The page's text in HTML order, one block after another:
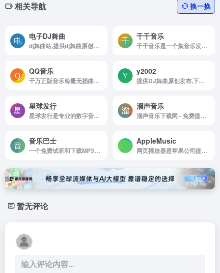
相关导航 换一换
电子DJ舞曲
dj舞曲站,提供dj舞曲原创发布,dj舞曲下载,高品质mp3
千千音乐
千千音乐是一个集音乐发行、歌单推荐、歌手信息和视频内容于一体的综合性音乐平台
QQ音乐
千万正版音乐海量无损曲库新歌热歌
y2002
提供DJ舞曲原创发布,下载和分享的音乐音频网站
星球发行
星球发行是专业的数字音乐发行平台。
溜声音乐
溜声音乐下载网 - 免费提供最新、热门音乐下载
音乐巴士
一个免费试听和下载MP3歌曲的平台
‎AppleMusic
网页播放器是苹果公司提供的在线音乐服务平台
暂无评论